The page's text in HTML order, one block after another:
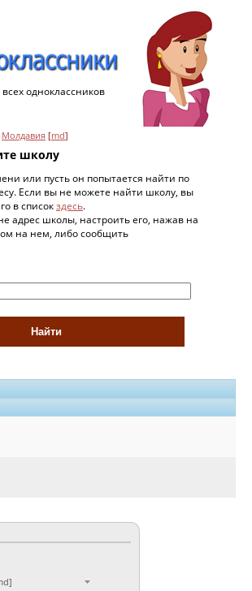
одноклассников
Молдавия [md]
школу
или пусть он попытается найти по
Если вы не можете найти школу, вы
в списокздесь.
адрес школы, настроить его, нажав на
на нем, либо сообщить